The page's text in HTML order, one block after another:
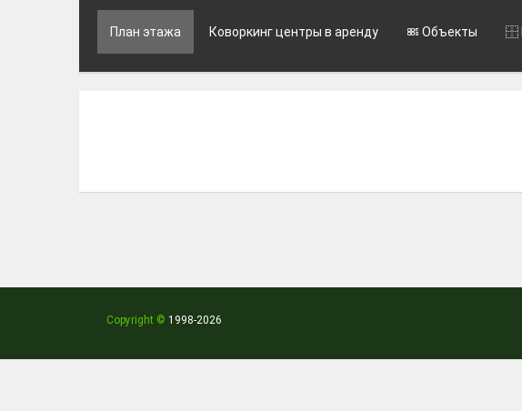
План этажа Коворкинг центры в аренду Объекты
Copyright © 1998-2026